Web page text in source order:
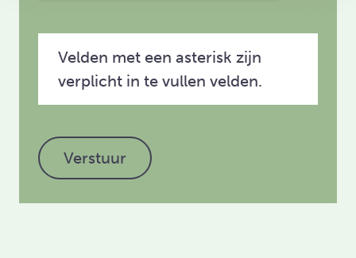
Velden met een asterisk zijn
verplicht in te vullen velden.
Verstuur